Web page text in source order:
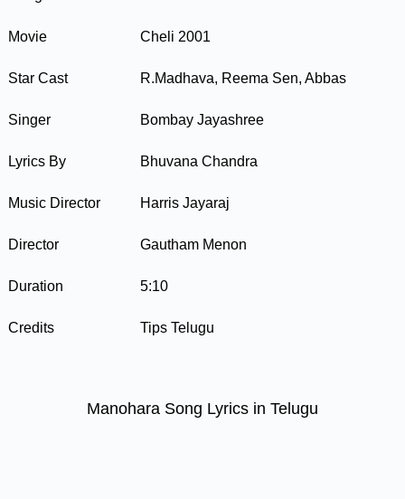
Movie Cheli 2001
Star Cast R.Madhava, Reema Sen, Abbas
Singer Bombay Jayashree
Lyrics By Bhuvana Chandra
Music Director Harris Jayaraj
Director Gautham Menon
Duration 5:10
Credits Tips Telugu
Manohara Song Lyrics in Telugu